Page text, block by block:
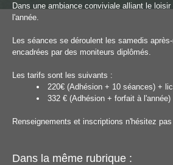
Dans une ambiance conviviale alliant le
l'année.
Les séances se déroulent les samedis
encadrées par des moniteurs diplômés.
Les tarifs sont les suivants :
220€ (Adhésion + 10 séances) +
332 € (Adhésion + forfait à
Renseignements et inscriptions n'hésitez
Dans la même rubrique :